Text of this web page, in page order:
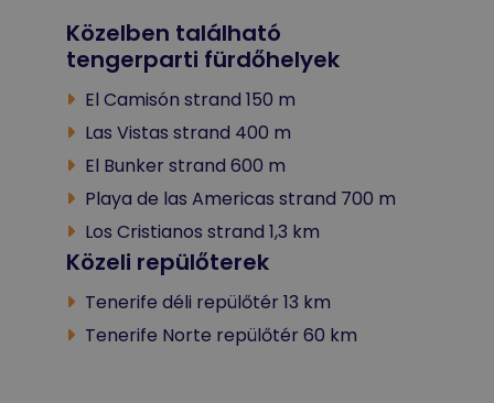
Közelben található
tengerparti fürdőhelyek
El Camisón strand 150 m
Las Vistas strand 400 m
El Bunker strand 600 m
Playa de las Americas strand 700 m
Los Cristianos strand 1,3 km
Közeli repülőterek
Tenerife déli repülőtér 13 km
Tenerife Norte repülőtér 60 km